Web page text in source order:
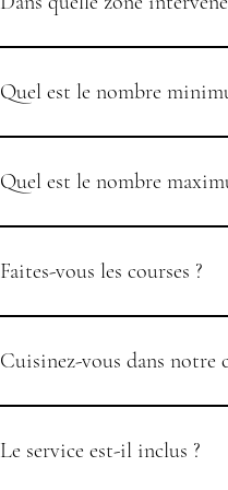
Quel est le nombre
Quel est le nombre
convives environ selon le format
Faites-vous les courses ?
sélectionner vos produits.
Cuisinez-vous dans notre
Le service est-il inclus ?